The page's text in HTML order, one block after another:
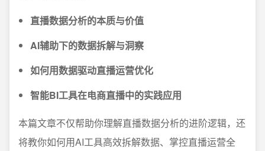
直播数据分析的本质与价值
AI辅助下的数据拆解与洞察
如何用数据驱动直播运营优化
智能BI工具在电商直播中的实践应用
本篇文章不仅帮助你理解直播数据分析的进阶逻辑，还
将教你如何用AI工具高效拆解数据、掌控直播运营全